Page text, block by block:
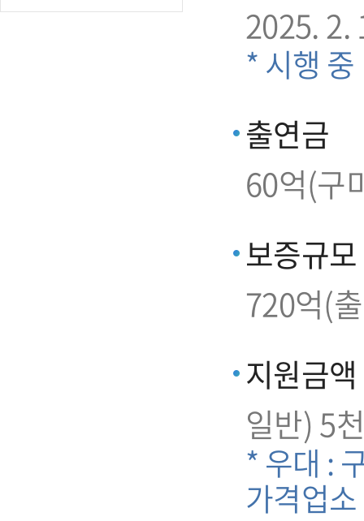
2025. 2.
* 시행 중
출연금
60억(구
보증규모
720억(
지원금액
일반) 5
* 우대 :
가격업소